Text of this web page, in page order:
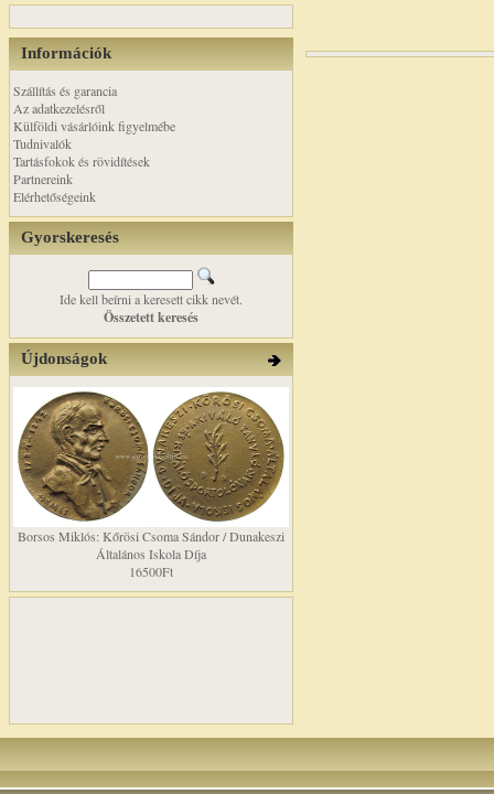
Információk
Szállítás és garancia
Az adatkezelésről
Külföldi vásárlóink figyelmébe
Tudnivalók
Tartásfokok és rövidítések
Partnereink
Elérhetőségeink
Gyorskeresés
Ide kell beírni a keresett cikk nevét.
Összetett keresés
Újdonságok
Borsos Miklós: Kőrösi Csoma Sándor / Dunakeszi
Általános Iskola Díja
16500Ft